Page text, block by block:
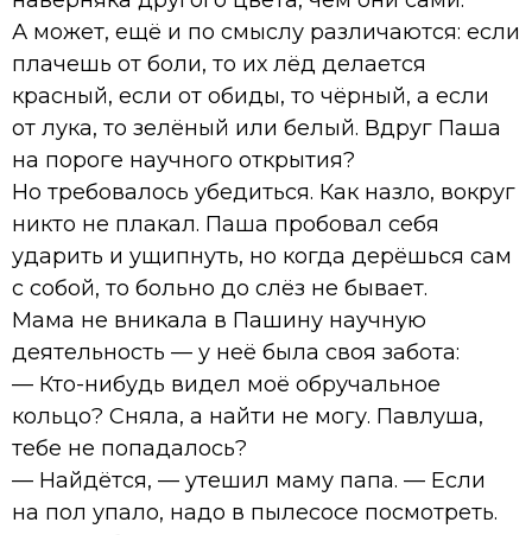
А может, ещё и по смыслу различаются: если
плачешь от боли, то их лёд делается
красный, если от обиды, то чёрный, а если
от лука, то зелёный или белый. Вдруг Паша
на пороге научного открытия?
Но требовалось убедиться. Как назло, вокруг
никто не плакал. Паша пробовал себя
ударить и ущипнуть, но когда дерёшься сам
с собой, то больно до слёз не бывает.
Мама не вникала в Пашину научную
деятельность — у неё была своя забота:
— Кто-нибудь видел моё обручальное
кольцо? Сняла, а найти не могу. Павлуша,
тебе не попадалось?
— Найдётся, — утешил маму папа. — Если
на пол упало, надо в пылесосе посмотреть.